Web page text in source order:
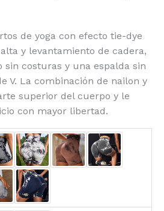
de yoga con efecto tie-dye
y levantamiento de cadera,
sin costuras y una espalda sin
V. La combinación de nailon y
superior del cuerpo y le
con mayor libertad.